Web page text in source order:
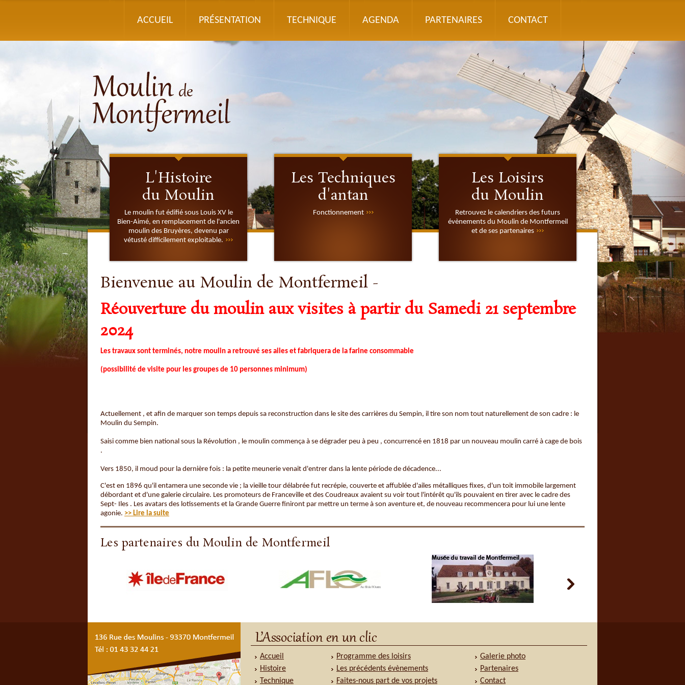
ACCUEIL PRÉSENTATION TECHNIQUE AGENDA PARTENAIRES CONTACT
L'Histoire
du Moulin
Le moulin fut édifié sous Louis XV le
Bien-Aimé, en remplacement de l'ancien
moulin des Bruyères, devenu par
vétusté difficilement exploitable.
Les Techniques
d'antan
Fonctionnement
Les Loisirs
du Moulin
Retrouvez le calendriers des futurs
évènements du Moulin de Montfermeil
et de ses partenaires
Bienvenue au Moulin de Montfermeil -
Réouverture du moulin aux visites à partir du Samedi 21 septembre
2024
Les travaux sont terminés, notre moulin a retrouvé ses ailes et fabriquera de la farine consommable
(possibilité de visite pour les groupes de 10 personnes minimum)
Actuellement , et afin de marquer son temps depuis sa reconstruction dans le site des carrières du Sempin, il tire son nom tout naturellement de son cadre : le
Moulin du Sempin.
Saisi comme bien national sous la Révolution , le moulin commença à se dégrader peu à peu , concurrencé en 1818 par un nouveau moulin carré à cage de bois
.
Vers 1850, il moud pour la dernière fois : la petite meunerie venait d'entrer dans la lente période de décadence...
C'est en 1896 qu'il entamera une seconde vie ; la vieille tour délabrée fut recrépie, couverte et affublée d'ailes métalliques fixes, d'un toit immobile largement
débordant et d'une galerie circulaire. Les promoteurs de Franceville et des Coudreaux avaient su voir tout l'intérêt qu'ils pouvaient en tirer avec le cadre des
Sept- Iles . Les avatars des lotissements et la Grande Guerre finiront par mettre un terme à son aventure et, de nouveau recommencera pour lui une lente
agonie. >> Lire la suite
Les partenaires du Moulin de Montfermeil
Accueil
Histoire
Technique
Programme des loisirs
Les précédents évènements
Faites-nous part de vos projets
Galerie photo
Partenaires
Contact